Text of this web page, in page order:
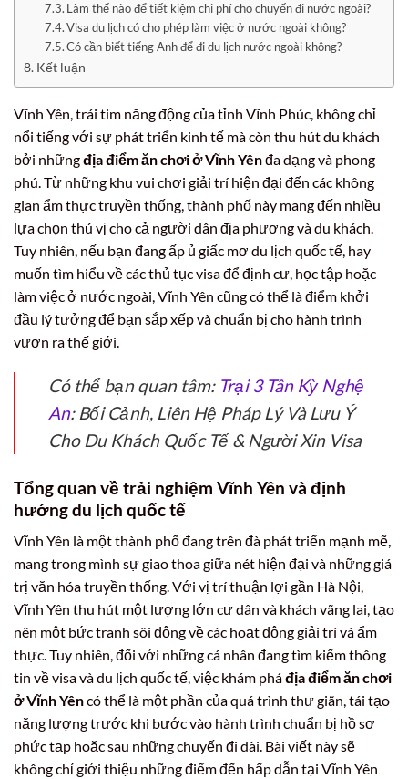
Làm thế nào để tiết kiệm chi phí cho chuyến đi nước ngoài?
Visa du lịch có cho phép làm việc ở nước ngoài không?
Có cần biết tiếng Anh để đi du lịch nước ngoài không?
Kết luận
Vĩnh Yên, trái tim năng động của tỉnh Vĩnh Phúc, không chỉ
nổi tiếng với sự phát triển kinh tế mà còn thu hút du khách
bởi nhữngđịa điểm ăn chơi ở Vĩnh Yênđa dạng và phong
phú. Từ những khu vui chơi giải trí hiện đại đến các không
gian ẩm thực truyền thống, thành phố này mang đến nhiều
lựa chọn thú vị cho cả người dân địa phương và du khách.
Tuy nhiên, nếu bạn đang ấp ủ giấc mơ du lịch quốc tế, hay
muốn tìm hiểu về các thủ tục visa để định cư, học tập hoặc
làm việc ở nước ngoài, Vĩnh Yên cũng có thể là điểm khởi
đầu lý tưởng để bạn sắp xếp và chuẩn bị cho hành trình
vươn ra thế giới.
Có thể bạn quan tâm: Trại 3 Tân Kỳ Nghệ
An: Bối Cảnh, Liên Hệ Pháp Lý Và Lưu Ý
Cho Du Khách Quốc Tế & Người Xin Visa
Tổng quan về trải nghiệm Vĩnh Yên và định
hướng du lịch quốc tế
Vĩnh Yên là một thành phố đang trên đà phát triển mạnh mẽ,
mang trong mình sự giao thoa giữa nét hiện đại và những giá
trị văn hóa truyền thống. Với vị trí thuận lợi gần Hà Nội,
Vĩnh Yên thu hút một lượng lớn cư dân và khách vãng lai, tạo
nên một bức tranh sôi động về các hoạt động giải trí và ẩm
thực. Tuy nhiên, đối với những cá nhân đang tìm kiếm thông
tin về visa và du lịch quốc tế, việc khám pháđịa điểm ăn chơi
ở Vĩnh Yêncó thể là một phần của quá trình thư giãn, tái tạo
năng lượng trước khi bước vào hành trình chuẩn bị hồ sơ
phức tạp hoặc sau những chuyến đi dài. Bài viết này sẽ
không chỉ giới thiệu những điểm đến hấp dẫn tại Vĩnh Yên